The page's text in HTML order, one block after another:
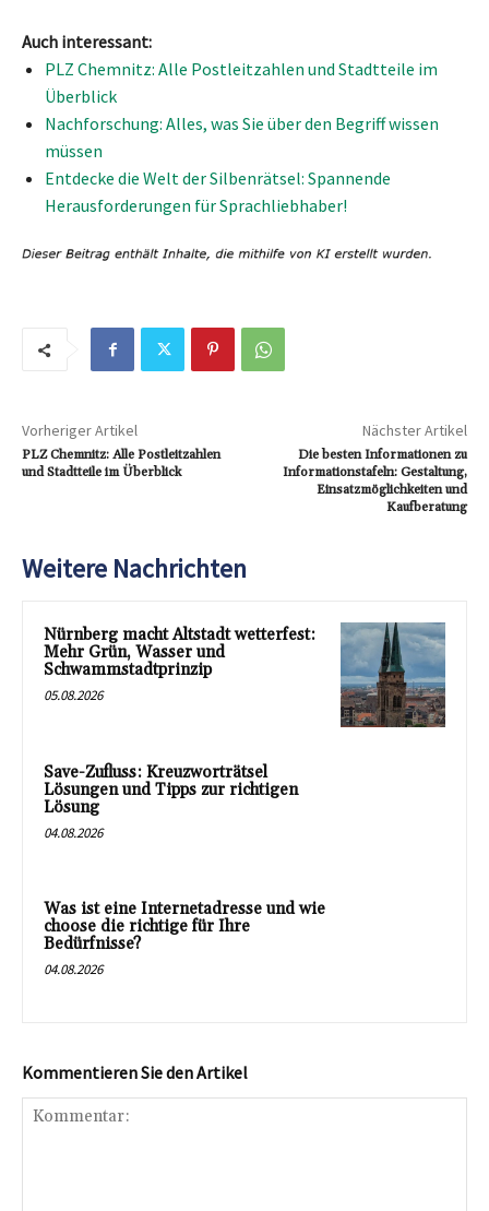
Auch interessant:
PLZ Chemnitz: Alle Postleitzahlen und Stadtteile im
Überblick
Nachforschung: Alles, was Sie über den Begriff wissen
müssen
Entdecke die Welt der Silbenrätsel: Spannende
Herausforderungen für Sprachliebhaber!
Vorheriger Artikel
PLZ Chemnitz: Alle Postleitzahlen
und Stadtteile im Überblick
Nächster Artikel
Die besten Informationen zu
Informationstafeln: Gestaltung,
Einsatzmöglichkeiten und
Kaufberatung
Weitere Nachrichten
Nürnberg macht Altstadt wetterfest:
Mehr Grün, Wasser und
Schwammstadtprinzip
05.08.2026
Save-Zufluss: Kreuzworträtsel
Lösungen und Tipps zur richtigen
Lösung
04.08.2026
Was ist eine Internetadresse und wie
choose die richtige für Ihre
Bedürfnisse?
04.08.2026
Kommentieren Sie den Artikel